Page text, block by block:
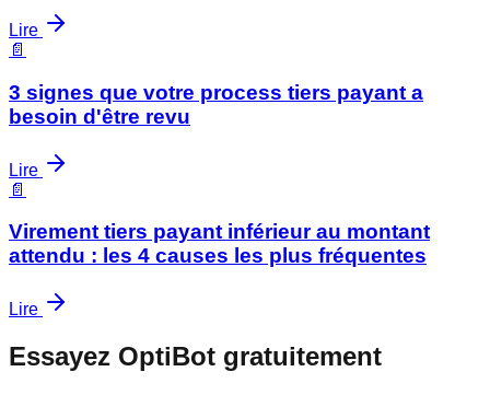
Lire
📄
3 signes que votre process tiers payant a
besoin d'être revu
Lire
📄
Virement tiers payant inférieur au montant
attendu : les 4 causes les plus fréquentes
Lire
Essayez OptiBot gratuitement